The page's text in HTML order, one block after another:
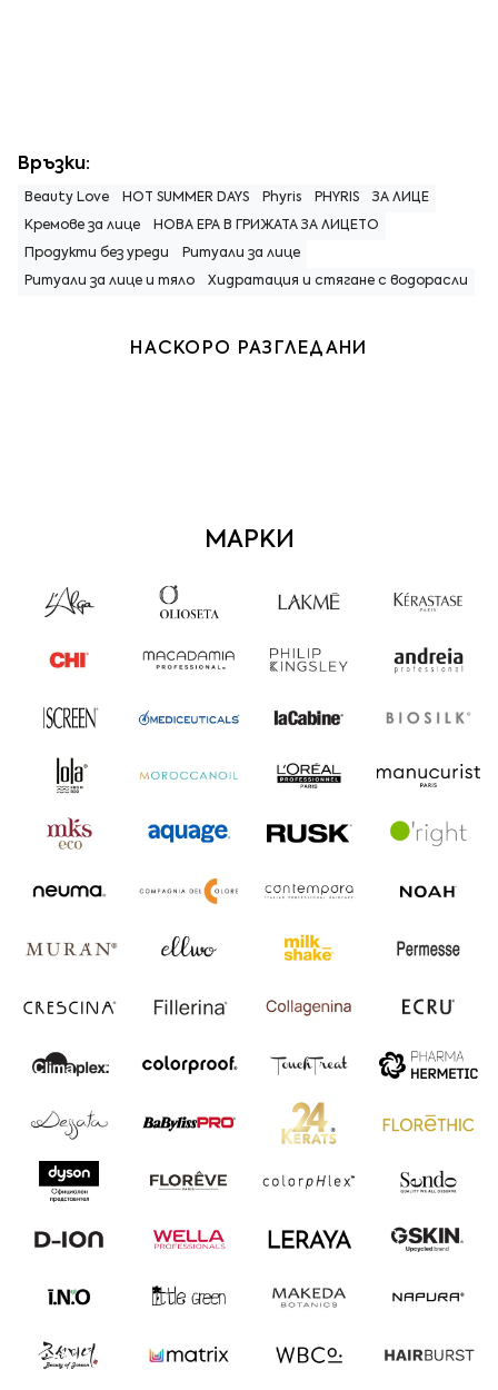
Връзки:
Beauty Love HOT SUMMER DAYS Phyris PHYRIS ЗА ЛИЦЕ
Кремове за лице НОВА ЕРА В ГРИЖАТА ЗА ЛИЦЕТО
Продукти без уреди Ритуали за лице
Ритуали за лице и тяло Хидратация и стягане с водорасли
НАСКОРО РАЗГЛЕДАНИ
МАРКИ